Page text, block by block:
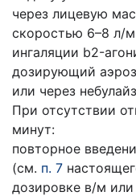
через лицевую
скоростью 6–8 л/
ингаляции b2-
дозирующий
или через
При отсутствии
минут:
повторное
(см. п. 7
дозировке в/м или